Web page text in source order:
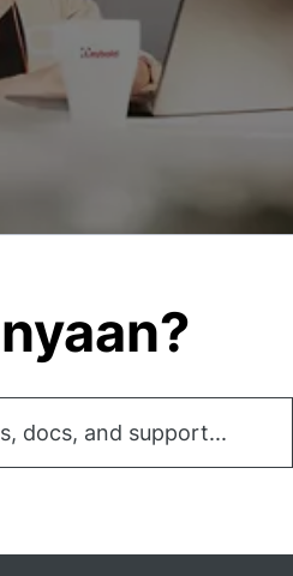
docs, and support...